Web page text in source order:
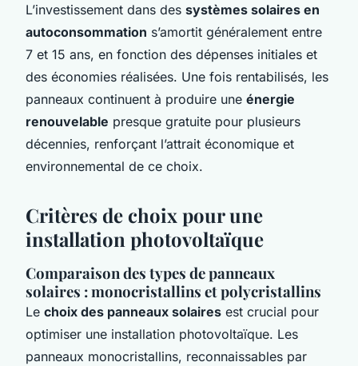
L’investissement dans des systèmes solaires en
autoconsommation s’amortit généralement entre
7 et 15 ans, en fonction des dépenses initiales et
des économies réalisées. Une fois rentabilisés, les
panneaux continuent à produire une énergie
renouvelable presque gratuite pour plusieurs
décennies, renforçant l’attrait économique et
environnemental de ce choix.
Critères de choix pour une
installation photovoltaïque
Comparaison des types de panneaux
solaires : monocristallins et polycristallins
Le choix des panneaux solaires est crucial pour
optimiser une installation photovoltaïque. Les
panneaux monocristallins, reconnaissables par